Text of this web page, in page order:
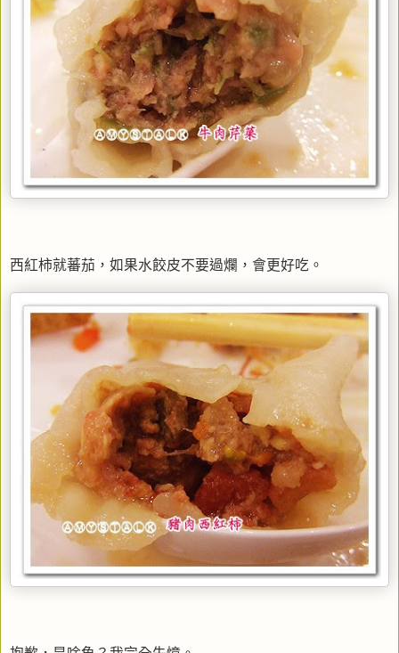
西紅柿就蕃茄，如果水餃皮不要過爛，會更好吃。